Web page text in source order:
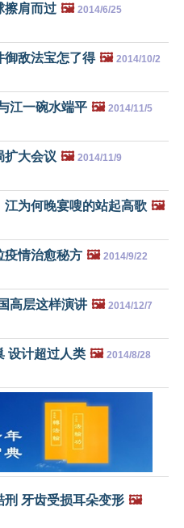
擦肩而过 🖼️ 2014/6/25
御敌法宝怎了得 🖼️ 2014/10/2
江一碗水端平 🖼️ 2014/11/5
扩大会议 🖼️ 2014/11/9
为何晚宴嗖的站起高歌 🖼️
疫情治愈秘方 🖼️ 2014/9/22
高层这样演讲 🖼️ 2014/12/7
设计超过人类 🖼️ 2014/8/28
刑 牙齿受损耳朵变形 🖼️